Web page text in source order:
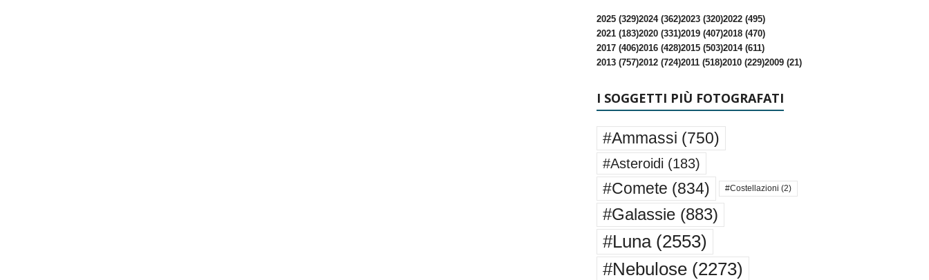
2025 (329)2024 (362)2023 (320)2022 (495)
2021 (183)2020 (331)2019 (407)2018 (470)
2017 (406)2016 (428)2015 (503)2014 (611)
2013 (757)2012 (724)2011 (518)2010 (229)2009 (21)
I SOGGETTI PIÙ FOTOGRAFATI
#Ammassi (750)
#Asteroidi (183)
#Comete (834) #Costellazioni (2)
#Galassie(883)
#Luna(2553)
#Nebulose(2273)